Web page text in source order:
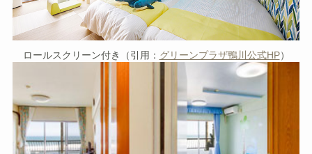
ロールスクリーン付き（引用： グリーンプラザ鴨川公式HP）